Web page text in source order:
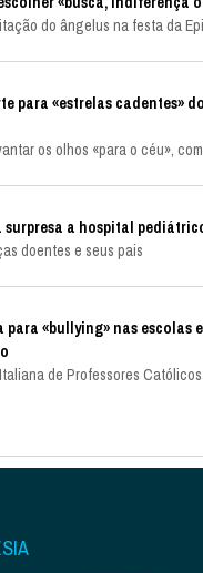
do ângelus na festa da
para «estrelas cadentes»
os olhos «para o céu»,
surpresa a hospital
doentes e seus pais
«bullying» nas escolas
de Professores Católicos